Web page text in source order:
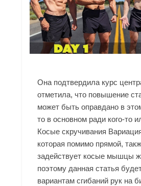
Она подтвердила курс
отметила, что повышение
может быть оправдано в
то в основном ради кого-то
Косые скручивания
которая помимо прямой,
задействует косые мышцы
поэтому данная статья
вариантам сгибаний рук на